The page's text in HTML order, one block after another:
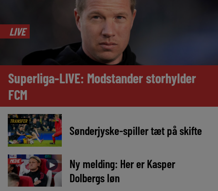
LIVE
Superliga-LIVE: Modstander storhylder
FCM
TRANSFER
Sønderjyske-spiller tæt på skifte
MEDIE ►
Ny melding: Her er Kasper
Dolbergs løn